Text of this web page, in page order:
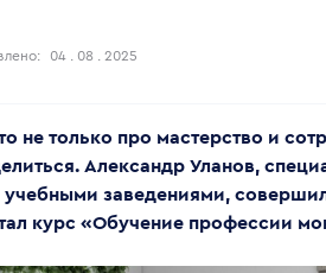
04 . 08 . 2025
не только про мастерство и
Александр Уланов,
учебными заведениями,
курс «Обучение профессии